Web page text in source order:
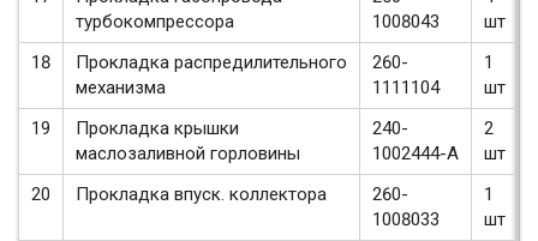
турбокомпрессора
1008043
шт
18
Прокладка распредилительного
механизма
260-
1111104
1
шт
19
Прокладка крышки
маслозаливной горловины
240-
1002444-А
2
шт
20
Прокладка впуск. коллектора
260-
1008033
1
шт